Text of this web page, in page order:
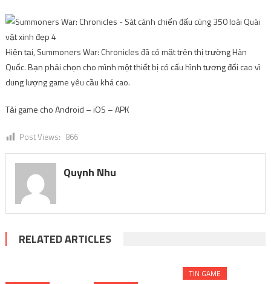
Hiện tại, Summoners War: Chronicles đã có mặt trên thị trường Hàn
Quốc. Bạn phải chọn cho mình một thiết bị có cấu hình tương đối cao vì
dung lượng game yêu cầu khá cao.
Tải game cho Android – iOS – APK
Post Views: 866
Quynh Nhu
RELATED ARTICLES
TIN GAME